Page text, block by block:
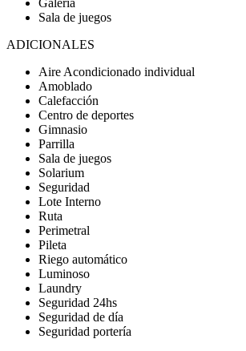
Galería
Sala de juegos
ADICIONALES
Aire Acondicionado individual
Amoblado
Calefacción
Centro de deportes
Gimnasio
Parrilla
Sala de juegos
Solarium
Seguridad
Lote Interno
Ruta
Perimetral
Pileta
Riego automático
Luminoso
Laundry
Seguridad 24hs
Seguridad de día
Seguridad portería